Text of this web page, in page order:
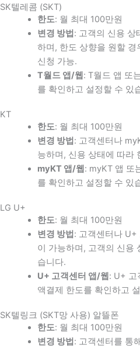
SK텔레콤 (SKT)
한도: 월 최대 100만원
변경 방법 : 고객의 신용 상
하며, 한도 상향을 원할
신청 가능.
T월드 앱/웹 : T월드 앱 또
를 확인하고 설정할 수 있
KT
한도: 월 최대 100만원
변경 방법 : 고객센터나
능하며, 신용 상태에 따라
myKT 앱/웹 : myKT 앱 또
를 확인하고 설정할 수 있
LG U+
한도: 월 최대 100만원
변경 방법 : 고객센터나 U+
이 가능하며, 고객의 신용
습니다.
U+ 고객센터 앱/웹 : U+ 고
액결제 한도를 확인하고
SK텔링크 (SKT망 사용) 알뜰폰
한도: 월 최대 100만원
변경 방법 : 고객센터를 통